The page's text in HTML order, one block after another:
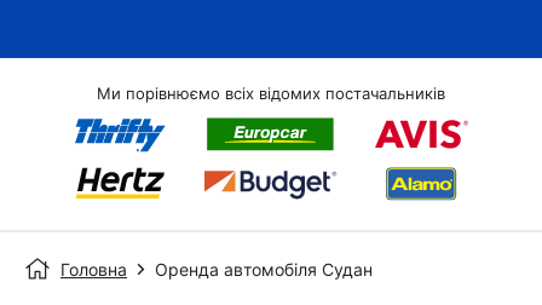
Ми порівнюємо всіх відомих постачальників
Головна Оренда автомобіля Судан